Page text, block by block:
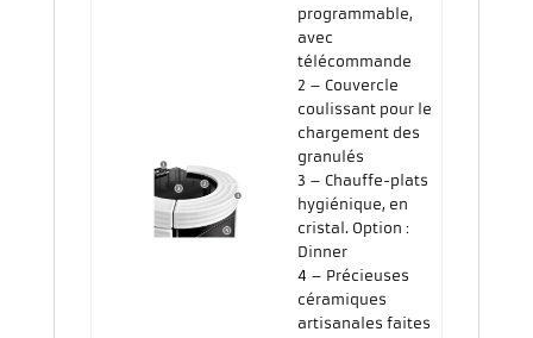
programmable,
avec
télécommande
2 – Couvercle
coulissant pour le
chargement des
granulés
3 – Chauffe-plats
hygiénique, en
cristal. Option :
Dinner
4 – Précieuses
céramiques
artisanales faites